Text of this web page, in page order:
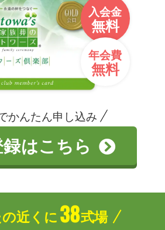
入会金
無料
年会費
無料
かんたん申し込み
はこちら
近くに 38式場